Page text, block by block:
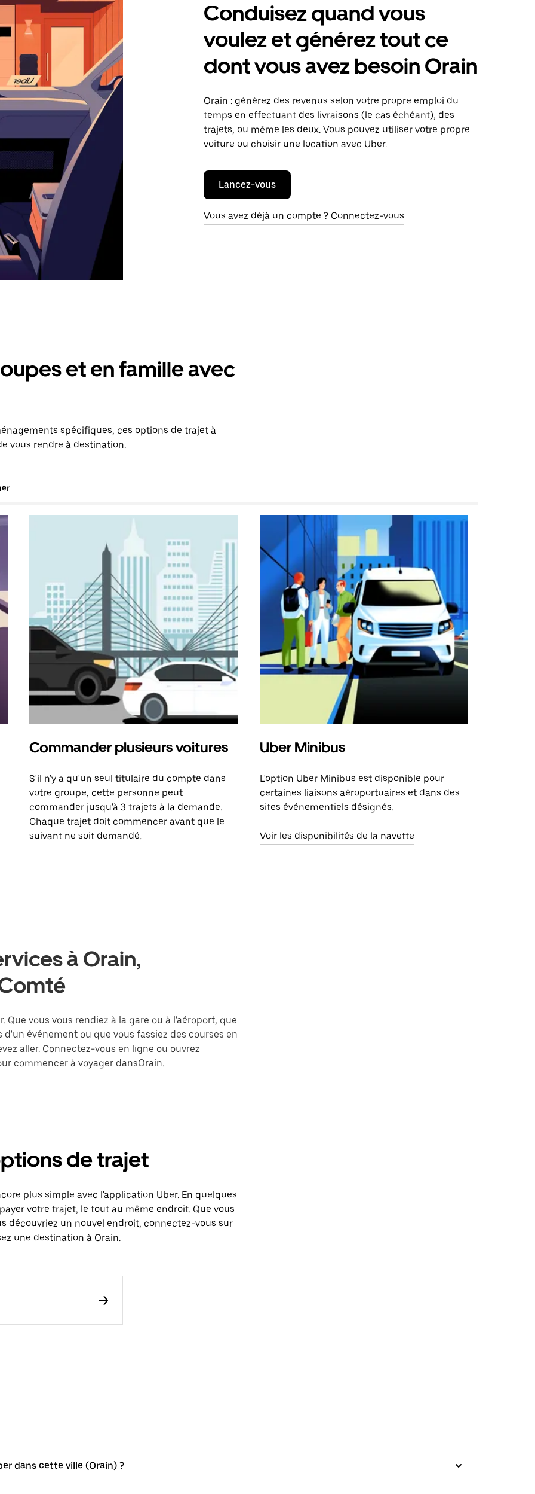
Conduisez quand vous
voulez et générez tout ce
dont vous avez besoin Orain
Orain : générez des revenus selon votre propre emploi du
temps en effectuant des livraisons (le cas échéant), des
trajets, ou même les deux. Vous pouvez utiliser votre propre
voiture ou choisir une location avec Uber.
Lancez-vous
Vous avez déjà un compte ? Connectez-vous
et en famille avec
spécifiques, ces options de trajet à
vous rendre à destination.
Commander plusieurs voitures
S'il n'y a qu'un seul titulaire du compte dans
votre groupe, cette personne peut
commander jusqu'à 3 trajets à la demande.
Chaque trajet doit commencer avant que le
suivant ne soit demandé.
Uber Minibus
L'option Uber Minibus est disponible pour
certaines liaisons aéroportuaires et dans des
sites événementiels désignés.
Voir les disponibilités de la navette
à Orain,
Que vous vous rendiez à la gare ou à l'aéroport, que
événement ou que vous fassiez des courses en
aller. Connectez-vous en ligne ou ouvrez
commencer à voyager dansOrain.
de trajet
plus simple avec l'application Uber. En quelques
votre trajet, le tout au même endroit. Que vous
découvriez un nouvel endroit, connectez-vous sur
une destination à Orain.
dans cette ville (Orain) ?